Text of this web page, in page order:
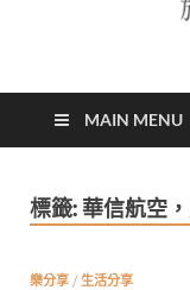
太陽網
MAIN MENU
標籤: 華信航空
樂分享 / 生活分享